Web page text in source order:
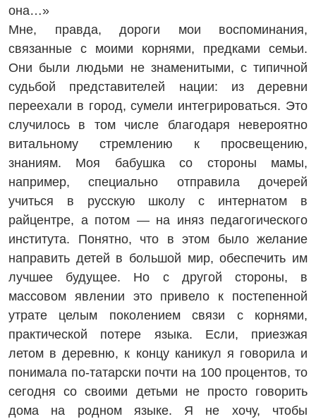
она…»
Мне, правда, дороги мои воспоминания,
связанные с моими корнями, предками семьи.
Они были людьми не знаменитыми, с типичной
судьбой представителей нации: из деревни
переехали в город, сумели интегрироваться. Это
случилось в том числе благодаря невероятно
витальному стремлению к просвещению,
знаниям. Моя бабушка со стороны мамы,
например, специально отправила дочерей
учиться в русскую школу с интернатом в
райцентре, а потом — на иняз педагогического
института. Понятно, что в этом было желание
направить детей в большой мир, обеспечить им
лучшее будущее. Но с другой стороны, в
массовом явлении это привело к постепенной
утрате целым поколением связи с корнями,
практической потере языка. Если, приезжая
летом в деревню, к концу каникул я говорила и
понимала по-татарски почти на 100 процентов, то
сего­дня со своими детьми не просто говорить
дома на родном языке. Я не хочу, чтобы